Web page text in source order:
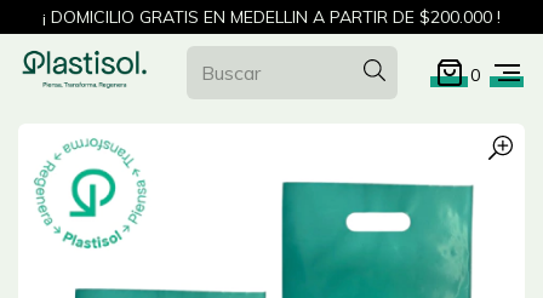
¡ DOMICILIO GRATIS EN MEDELLIN A PARTIR DE $200.000 !
0